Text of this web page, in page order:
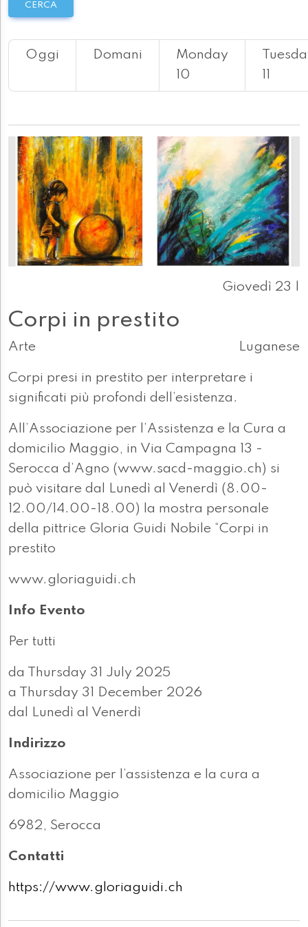
CERCA
Oggi Domani
Monday
10
11
Giovedì 23 |
Corpi in prestito
Arte Luganese
Corpi presi in prestito per interpretare i
significati più profondi dell’esistenza.
All’Associazione per l’Assistenza e la Cura a
domicilio Maggio, in Via Campagna 13 -
Serocca d’Agno (www.sacd-maggio.ch) si
può visitare dal Lunedì al Venerdì (8.00-
12.00/14.00-18.00) la mostra personale
della pittrice Gloria Guidi Nobile “Corpi in
prestito
www.gloriaguidi.ch
Info Evento
Per tutti
da Thursday 31 July 2025
a Thursday 31 December 2026
dal Lunedì al Venerdì
Indirizzo
Associazione per l’assistenza e la cura a
domicilio Maggio
6982, Serocca
Contatti
https://www.gloriaguidi.ch